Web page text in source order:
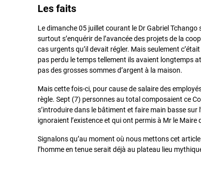
Les faits
Le dimanche 05 juillet courant le Dr Gabriel
surtout s’enquérir de l’avancée des projets de la
cas urgents qu’il devait régler. Mais seulement
pas perdu le temps tellement ils avaient longtemps
pas des grosses sommes d’argent à la maison.
Mais cette fois-ci, pour cause de salaire des
règle. Sept (7) personnes au total composaient ce
s’introduire dans le bâtiment et faire main basse sur
ignoraient l’existence et qui ont permis à Mr le
Signalons qu’au moment où nous mettons cet
l’homme en tenue serait déjà au plateau lieu